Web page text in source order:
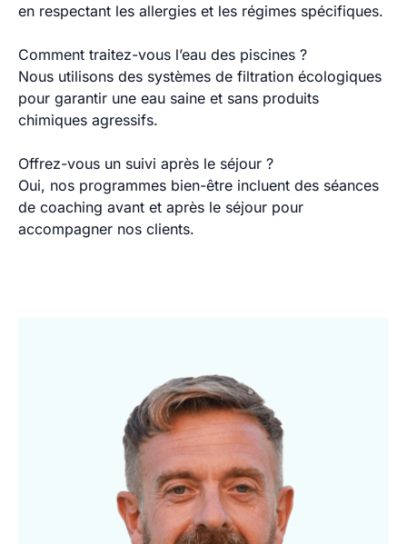
en respectant les allergies et les régimes spécifiques.
Comment traitez-vous l’eau des piscines ?
Nous utilisons des systèmes de filtration écologiques
pour garantir une eau saine et sans produits
chimiques agressifs.
Offrez-vous un suivi après le séjour ?
Oui, nos programmes bien-être incluent des séances
de coaching avant et après le séjour pour
accompagner nos clients.